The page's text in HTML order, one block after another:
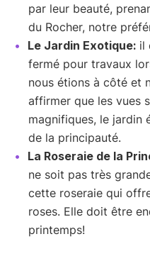
par leur beauté,
du Rocher, notre
Le Jardin Exotique: il
fermé pour travaux
nous étions à côté et
affirmer que les vues
magnifiques, le jardin
de la principauté.
La Roseraie de la
ne soit pas très
cette roseraie qui
roses. Elle doit être
printemps!